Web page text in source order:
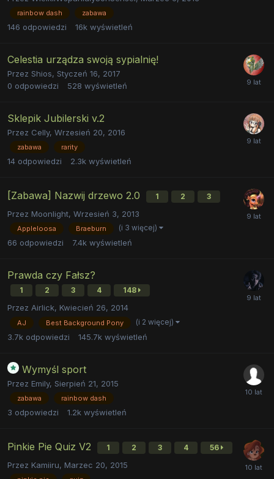
rainbow dash zabawa
146 odpowiedzi 16k wyświetleń
Celestia urządza swoją sypialnię!
Przez Shios, Styczeń 16, 2017
0 odpowiedzi 528 wyświetleń
Sklepik Jubilerski v.2
Przez Celly, Wrzesień 20, 2016
zabawa rarity
14 odpowiedzi 2.3k wyświetleń
[Zabawa] Nazwij drzewo 2.0 1 2 3
Przez Moonlight, Wrzesień 3, 2013
Appleloosa Braeburn (i 3 więcej)
66 odpowiedzi 7.4k wyświetleń
Prawda czy Fałsz?
1 2 3 4 148
Przez Airlick, Kwiecień 26, 2014
AJ Best Background Pony (i 2 więcej)
3.7k odpowiedzi 145.7k wyświetleń
Wymyśl sport
Przez Emily, Sierpień 21, 2015
zabawa rainbow dash
3 odpowiedzi 1.2k wyświetleń
Pinkie Pie Quiz V2 1 2 3 4 56
Przez Kamiiru, Marzec 20, 2015